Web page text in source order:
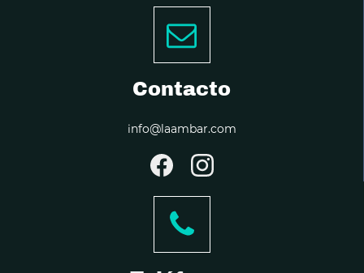
Contacto
info@laambar.com